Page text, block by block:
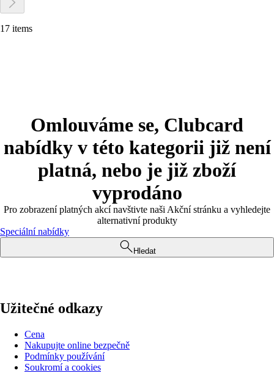
17 items
Omlouváme se, Clubcard
nabídky v této kategorii již není
platná, nebo je již zboží
vyprodáno
Pro zobrazení platných akcí navštivte naši Akční stránku a vyhledejte
alternativní produkty
Speciální nabídky
Hledat
Užitečné odkazy
Cena
Nakupujte online bezpečně
Podmínky používání
Soukromí a cookies